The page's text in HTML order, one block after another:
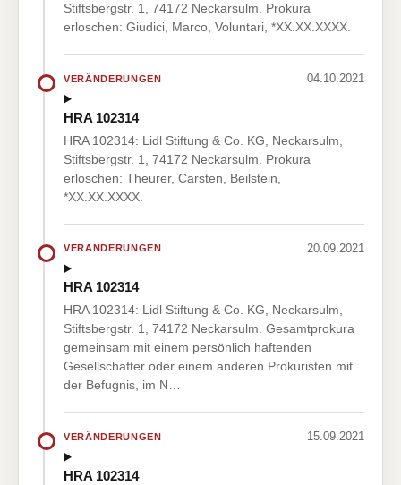
Stiftsbergstr. 1, 74172 Neckarsulm. Prokura
erloschen: Giudici, Marco, Voluntari, *XX.XX.XXXX.
VERÄNDERUNGEN 04.10.2021
HRA 102314
HRA 102314: Lidl Stiftung & Co. KG, Neckarsulm,
Stiftsbergstr. 1, 74172 Neckarsulm. Prokura
erloschen: Theurer, Carsten, Beilstein,
*XX.XX.XXXX.
VERÄNDERUNGEN 20.09.2021
HRA 102314
HRA 102314: Lidl Stiftung & Co. KG, Neckarsulm,
Stiftsbergstr. 1, 74172 Neckarsulm. Gesamtprokura
gemeinsam mit einem persönlich haftenden
Gesellschafter oder einem anderen Prokuristen mit
der Befugnis, im N…
VERÄNDERUNGEN 15.09.2021
HRA 102314